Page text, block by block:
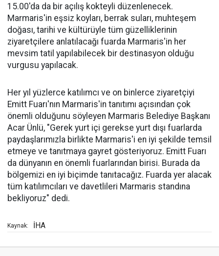
15.00'da da bir açılış kokteyli düzenlenecek.
Marmaris'in eşsiz koyları, berrak suları, muhteşem
doğası, tarihi ve kültürüyle tüm güzelliklerinin
ziyaretçilere anlatılacağı fuarda Marmaris'in her
mevsim tatil yapılabilecek bir destinasyon olduğu
vurgusu yapılacak.
Her yıl yüzlerce katılımcı ve on binlerce ziyaretçiyi
Emitt Fuarı'nın Marmaris'in tanıtımı açısından çok
önemli olduğunu söyleyen Marmaris Belediye Başkanı
Acar Ünlü, "Gerek yurt içi gerekse yurt dışı fuarlarda
paydaşlarımızla birlikte Marmaris'i en iyi şekilde temsil
etmeye ve tanıtmaya gayret gösteriyoruz. Emitt Fuarı
da dünyanın en önemli fuarlarından birisi. Burada da
bölgemizi en iyi biçimde tanıtacağız. Fuarda yer alacak
tüm katılımcıları ve davetlileri Marmaris standına
bekliyoruz" dedi.
Kaynak: İHA